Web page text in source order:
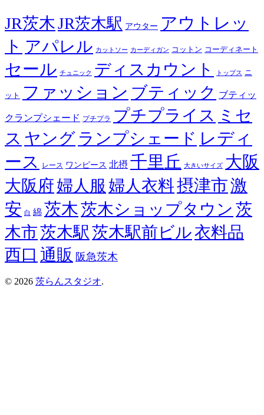
JR茨木JR茨木駅 アウター アウトレッ
ト アパレル カットソー カーディガン コットン コーディネート
セール チュニック ディスカウント トップス ニ
ット ファッション ブティック ブティッ
クランプシェード プチプラ プチプライス ミセ
ス ヤング ランプシェード レディ
ース
レース ワンピース 北摂 千里丘 大きいサイズ 大阪
大阪府婦人服 婦人衣料摂津市激
安 白 綿 茨木茨木ショップタウン 茨
木市茨木駅 茨木駅前ビル衣料品
西口 通販 阪急茨木
© 2026 茨らんスタジオ.